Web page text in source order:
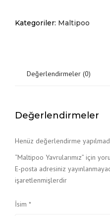
Kategoriler: Maltipoo
Değerlendirmeler (0)
Değerlendirmeler
Henüz değerlendirme
“Maltipoo Yavrularımız” için
E-posta adresiniz
işaretlenmişlerdir
İsim *